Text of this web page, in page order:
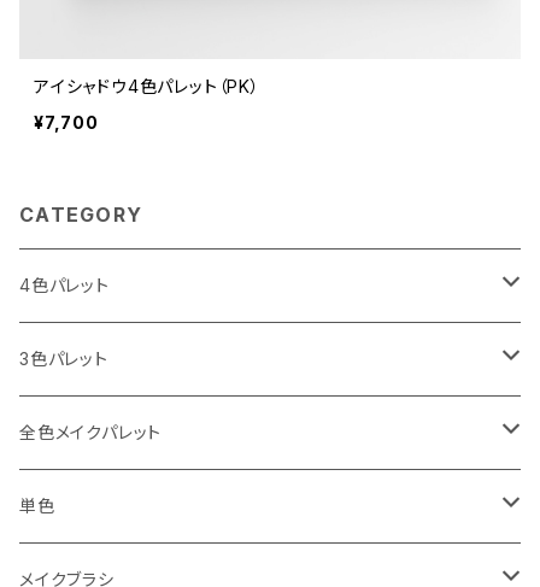
アイシャドウ4色パレット（PK）
¥7,700
CATEGORY
4色パレット
I LOVE パレット
Spring（春）
Summer（夏）
I CAN MAKE パレット
Spring（春）
Summer（夏）
アイシャドウ4色パレット
PK（ピンク）
4色パレット（ケース）
3色パレット
アイブロウ3色
YE（イエロー）
RD（レッド）
全色メイクパレット
アイシャドウ87色
リップ30色
単色
単色ケース付（オリジナルBOX付）
メイクブラシ